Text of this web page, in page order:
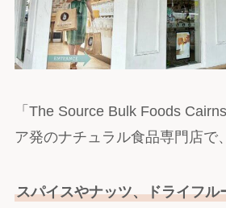
「The Source Bulk Foods
ア発のナチュラル食品専門店で、
スパイスやナッツ、ドライフル